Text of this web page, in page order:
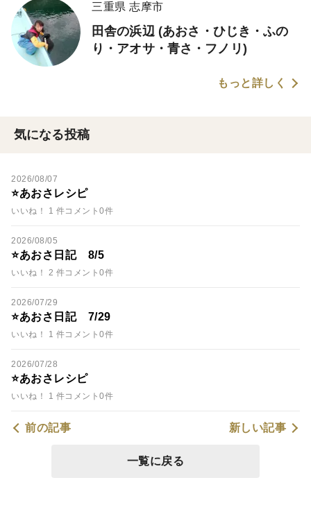
三重県 志摩市
田舎の浜辺 (あおさ・ひじき・ふの
り・アオサ・青さ・フノリ)
もっと詳しく
気になる投稿
2026/08/07
⭐️あおさレシピ
いいね！ 1 件コメント0件
2026/08/05
⭐️あおさ日記 8/5
いいね！ 2 件コメント0件
2026/07/29
⭐️あおさ日記 7/29
いいね！ 1 件コメント0件
2026/07/28
⭐️あおさレシピ
いいね！ 1 件コメント0件
前の記事 新しい記事
一覧に戻る